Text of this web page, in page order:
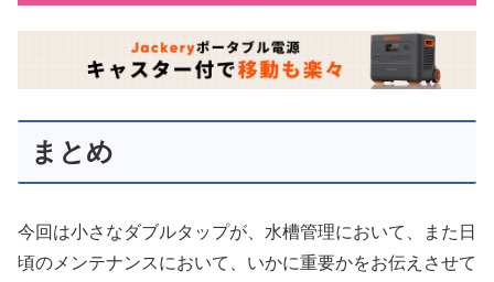
まとめ
今回は小さなダブルタップが、水槽管理において、また日
頃のメンテナンスにおいて、いかに重要かをお伝えさせて